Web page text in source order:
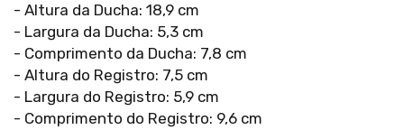
- Altura da Ducha: 18,9 cm
- Largura da Ducha: 5,3 cm
- Comprimento da Ducha: 7,8 cm
- Altura do Registro: 7,5 cm
- Largura do Registro: 5,9 cm
- Comprimento do Registro: 9,6 cm